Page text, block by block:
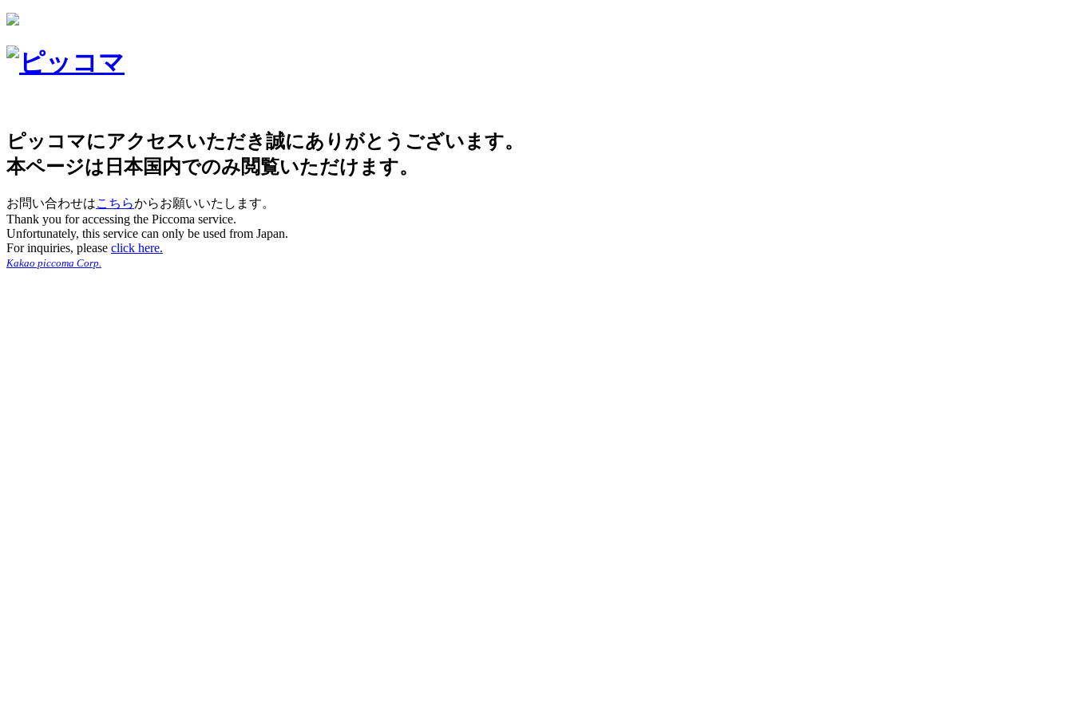
ピッコマにアクセスいただき誠にありがとうございます。
本ページは日本国内でのみ閲覧いただけます。
お問い合わせはこちらからお願いいたします。
Thank you for accessing the Piccoma service.
Unfortunately, this service can only be used from Japan.
For inquiries, please click here.
Kakao piccoma Corp.